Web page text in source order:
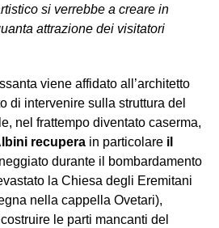
si verrebbe a creare in
attrazione dei visitatori
viene affidato all’architetto
di intervenire sulla struttura del
nel frattempo diventato caserma,
recupera in particolare il
durante il bombardamento
la Chiesa degli Eremitani
nella cappella Ovetari),
le parti mancanti del